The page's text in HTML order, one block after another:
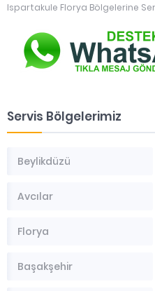
Ispartakule Florya Bölgelerine
Servis Bölgelerimiz
Beylikdüzü
Avcılar
Florya
Başakşehir